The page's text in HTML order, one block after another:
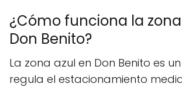
¿Cómo funciona la
Don Benito?
La zona azul en Don Benito es
regula el estacionamiento